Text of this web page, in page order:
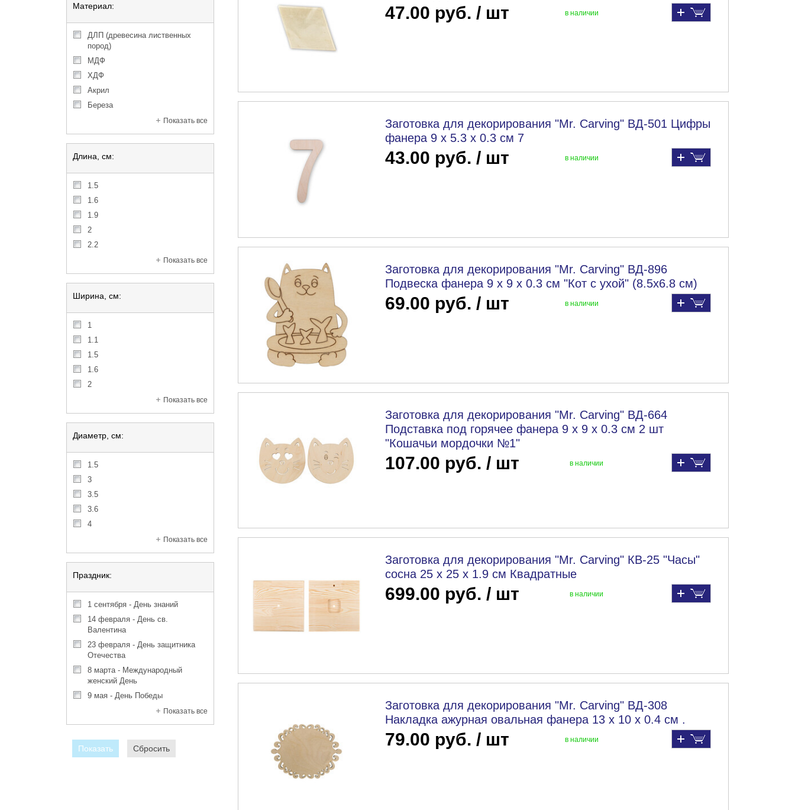
Материал:
ДЛП (древесина лиственных
пород)
МДФ
ХДФ
акрил
береза
Показать все
Длина, см:
1.5
1.6
1.9
2
2.2
Показать все
Ширина, см:
1
1.1
1.5
1.6
2
Показать все
Диаметр, см:
1.5
3
3.5
3.6
4
Показать все
Праздник:
1 сентября - День знаний
14 февраля - День св.
Валентина
23 февраля - День защитника
Отечества
8 марта - Международный
женский День
9 мая - День Победы
Показать все
Показать Сбросить
47.00 руб. / шт в наличии
Заготовка для декорирования "Mr. Carving" ВД-501 Цифры
фанера 9 х 5.3 х 0.3 см 7
43.00 руб. / шт в наличии
Заготовка для декорирования "Mr. Carving" ВД-896
Подвеска фанера 9 х 9 х 0.3 см "Кот с ухой" (8.5х6.8 см)
69.00 руб. / шт в наличии
Заготовка для декорирования "Mr. Carving" ВД-664
Подставка под горячее фанера 9 х 9 х 0.3 см 2 шт
"Кошачьи мордочки №1"
107.00 руб. / шт в наличии
Заготовка для декорирования "Mr. Carving" КВ-25 "Часы"
сосна 25 х 25 х 1.9 см Квадратные
699.00 руб. / шт в наличии
Заготовка для декорирования "Mr. Carving" ВД-308
Накладка ажурная овальная фанера 13 х 10 х 0.4 см .
79.00 руб. / шт в наличии